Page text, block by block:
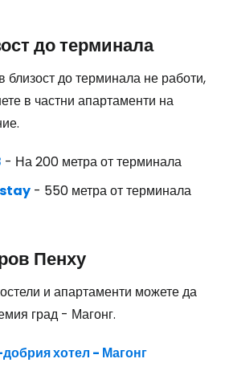
до терминала
близост до терминала не работи,
в частни апартаменти на
- На 200 метра от терминала
- 550 метра от терминала
Пенху
и апартаменти можете да
град - Магонг.
хотел - Магонг